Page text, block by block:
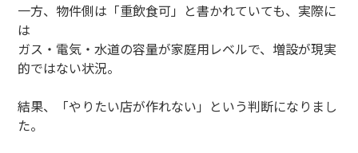
一方、物件側は「重飲食可」と書かれていても、実際に
は
ガス・電気・水道の容量が家庭用レベルで、増設が現実
的ではない状況。
結果、「やりたい店が作れない」という判断になりまし
た。